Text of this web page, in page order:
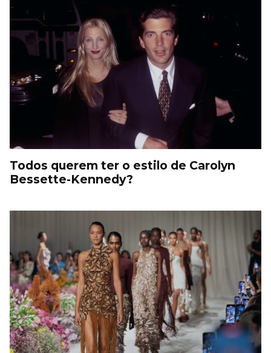
Todos querem ter o estilo de Carolyn
Bessette-Kennedy?